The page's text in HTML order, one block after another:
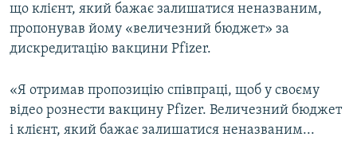
що клієнт, який бажає залишатися неназваним,
пропонував йому «величезний бюджет» за
дискредитацію вакцини Pfizer.
«Я отримав пропозицію співпраці, щоб у своєму
відео рознести вакцину Pfizer. Величезний бюджет
і клієнт, який бажає залишатися неназваним...